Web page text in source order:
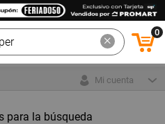
0
Mi cuenta
para la búsqueda